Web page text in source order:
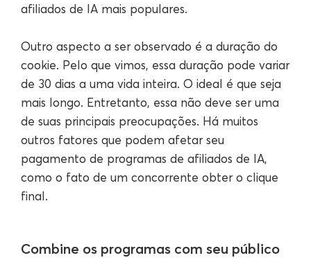
afiliados de IA mais populares.
Outro aspecto a ser observado é a duração do
cookie. Pelo que vimos, essa duração pode variar
de 30 dias a uma vida inteira. O ideal é que seja
mais longo. Entretanto, essa não deve ser uma
de suas principais preocupações. Há muitos
outros fatores que podem afetar seu
pagamento de programas de afiliados de IA,
como o fato de um concorrente obter o clique
final.
Combine os programas com seu público